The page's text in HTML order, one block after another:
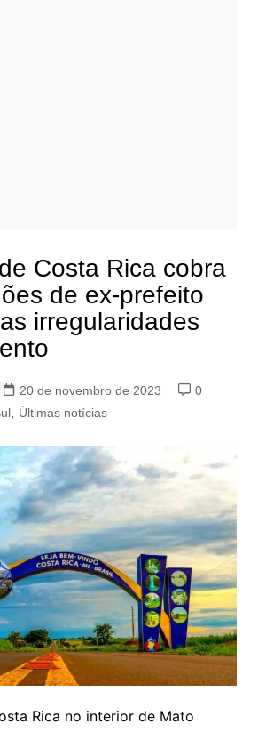
Costa Rica cobra
de ex-prefeito
irregularidades
20 de novembro de 2023
0
, Últimas notícias
Rica no interior de Mato